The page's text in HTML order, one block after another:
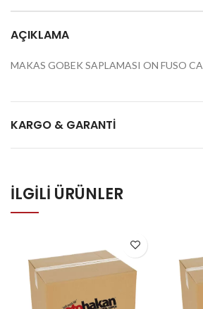
AÇIKLAMA
MAKAS GOBEK SAPLAMASI ON FUSO
KARGO & GARANTI
İLGILI ÜRÜNLER